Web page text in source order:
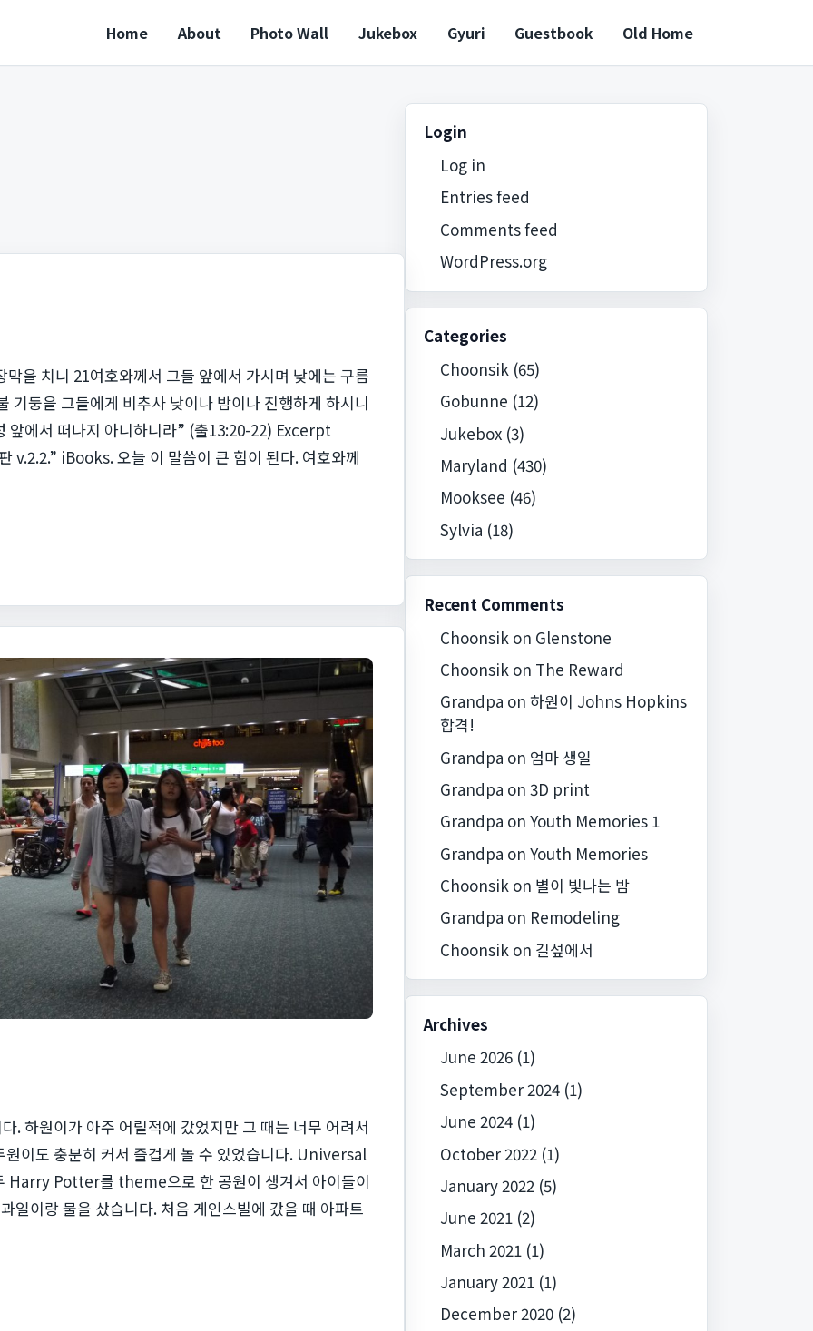
Home About Photo Wall Jukebox Gyuri Guestbook Old Home
을 치니 21여호와께서 그들 앞에서 가시며 낮에는 구름
기둥을 그들에게 비추사 낮이나 밤이나 진행하게 하시니
앞에서 떠나지 아니하니라” (출13:20-22) Excerpt
v.2.2.” iBooks. 오늘 이 말씀이 큰 힘이 된다. 여호와께
. 하원이가 아주 어릴적에 갔었지만 그 때는 너무 어려서
원이도 충분히 커서 즐겁게 놀 수 있었습니다. Universal
Potter를 theme으로 한 공원이 생겨서 아이들이
일이랑 물을 샀습니다. 처음 게인스빌에 갔을 때 아파트
Login
Log in
Entries feed
Comments feed
WordPress.org
Categories
Choonsik (65)
Gobunne (12)
Jukebox(3)
Maryland (430)
Mooksee (46)
Sylvia (18)
Recent Comments
Choonsik on Glenstone
Choonsik on The Reward
Grandpa on 하원이 Johns Hopkins
합격!
Grandpa on 엄마 생일
Grandpa on 3D print
Grandpa on Youth Memories 1
Grandpa on Youth Memories
Choonsik on 별이 빛나는 밤
Grandpa on Remodeling
Choonsik on 길섶에서
Archives
June 2026(1)
September 2024(1)
June 2024(1)
October 2022(1)
January 2022(5)
June 2021(2)
March 2021 (1)
January 2021 (1)
December 2020(2)